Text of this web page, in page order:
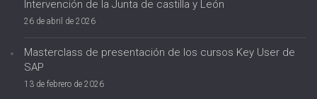
Intervención de la Junta de castilla y León
26 de abril de 2026
Masterclass de presentación de los cursos Key User de
SAP
13 de febrero de 2026